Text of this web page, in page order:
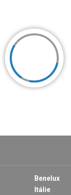
Benelux
Itálie